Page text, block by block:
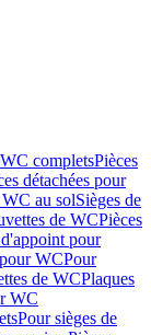
WC completsPièces
détachées pour
WC au solSièges de
de WCPièces
pour
WCPour
de WCPlaques
WC
Pour sièges de